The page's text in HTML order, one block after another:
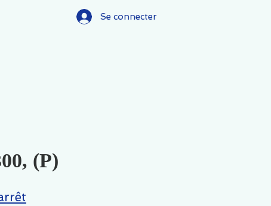
Se connecter
(P)